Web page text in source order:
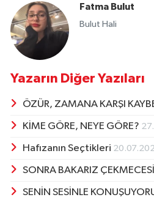
Fatma Bulut
Bulut Hali
Yazarın Diğer Yazıları
ÖZÜR, ZAMANA KARŞI
KİME GÖRE, NEYE GÖRE?
Hafızanın Seçtikleri
SONRA BAKARIZ ÇEKMECESİ
SENİN SESİNLE